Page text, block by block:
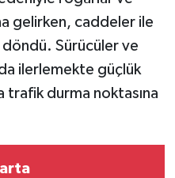
gelirken, caddeler ile
döndü. Sürücüler ve
ilerlemekte güçlük
trafik durma noktasına